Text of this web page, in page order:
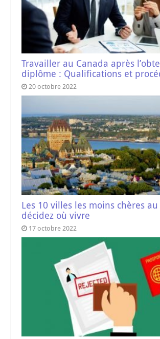
Travailler au Canada après
diplôme : Qualifications et
20 octobre 2022
Les 10 villes les moins chères au
décidez où vivre
17 octobre 2022